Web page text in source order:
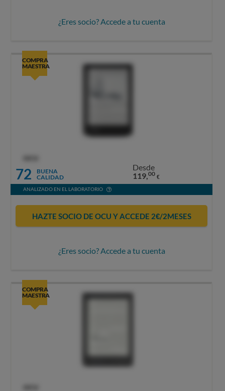
¿Eres socio? Accede a tu cuenta
COMPRA
MAESTRA
72
BUENA
CALIDAD
Desde
119,00 €
ANALIZADO EN EL LABORATORIO
HAZTE SOCIO DE OCU Y ACCEDE 2€/2MESES
¿Eres socio? Accede a tu cuenta
COMPRA
MAESTRA